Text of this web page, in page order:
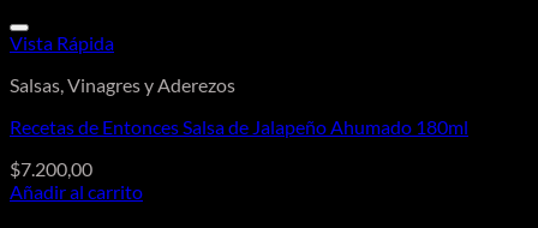
Vista Rápida
Salsas, Vinagres y Aderezos
Recetas de Entonces Salsa de Jalapeño Ahumado 180ml
$7.200,00
Añadir al carrito